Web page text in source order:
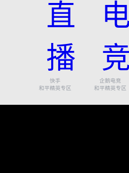
快手
和平精英专区
企鹅电竞
和平精英专区